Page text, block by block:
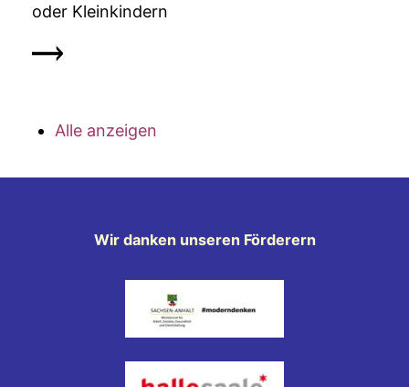
oder Kleinkindern
Alle anzeigen
Wir danken unseren Förderern